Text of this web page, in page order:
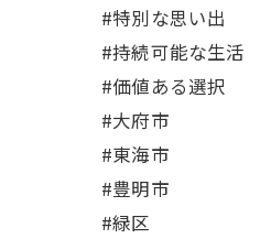
#特別な思い出
#持続可能な生活
#価値ある選択
#大府市
#東海市
#豊明市
#緑区